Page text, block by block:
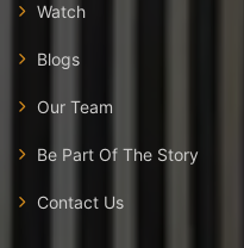
Watch
Blogs
Our Team
Be Part Of The Story
Contact Us